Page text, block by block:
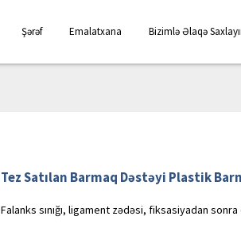
Şərəf Emalatxana Bizimlə Əlaqə
Tez Satılan Barmaq Dəstəyi Plastik
Falanks sınığı, ligament zədəsi, fiksasiyadan